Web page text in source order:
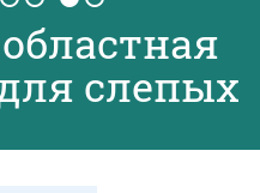
слепых